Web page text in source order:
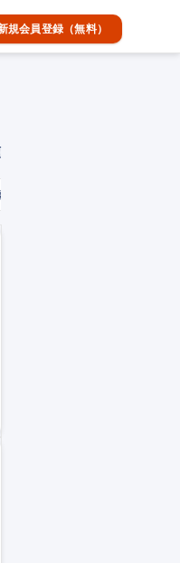
規会員登録（無料）
市